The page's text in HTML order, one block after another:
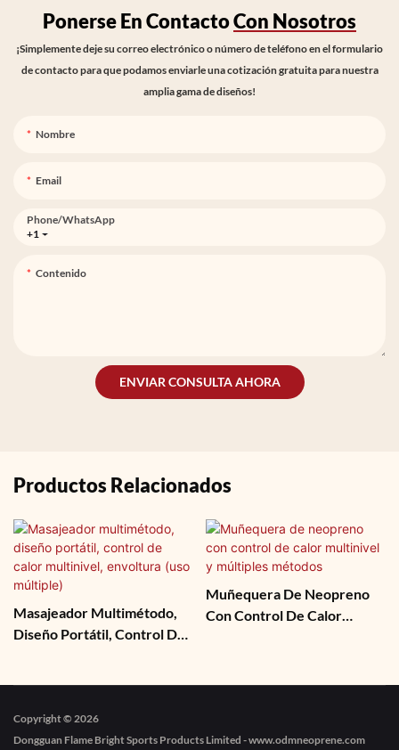
Ponerse En ContactoCon Nosotros
¡Simplemente deje su correo electrónico o número de teléfono en el formulario
de contacto para que podamos enviarle una cotización gratuita para nuestra
amplia gama de diseños!
Nombre
Email
+1
Phone/whatsApp
Contenido
ENVIAR CONSULTA AHORA
Productos Relacionados
Masajeador Multimétodo,
Diseño Portátil, Control De
Muñequera De Neopreno
Con Control De Calor
Copyright © 2026